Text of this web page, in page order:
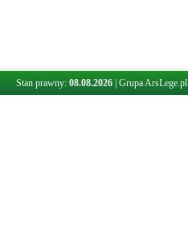
Stan prawny: 08.08.2026 Grupa ArsLege.pl